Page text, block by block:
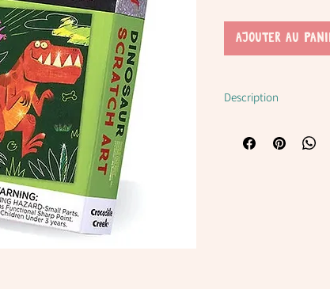
AJOUTER AU
Description